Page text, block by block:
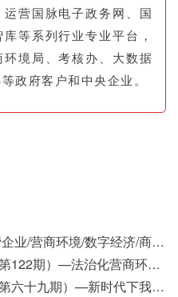
营国脉电子政务网、国
等系列行业专业平台，
境局、考核办、大数据
政府客户和中央企业。
03月14日国脉政务播报（民营企业/营商环境/数字经济/商事制度改革）
国脉智库《营商环境周刊》（第122期）—法治化营商环境视域下我国行政执法公示制度浅析
国脉智库《营商环境周刊》（第六十九期）—新时代下我国营商环境标准体系构建初探